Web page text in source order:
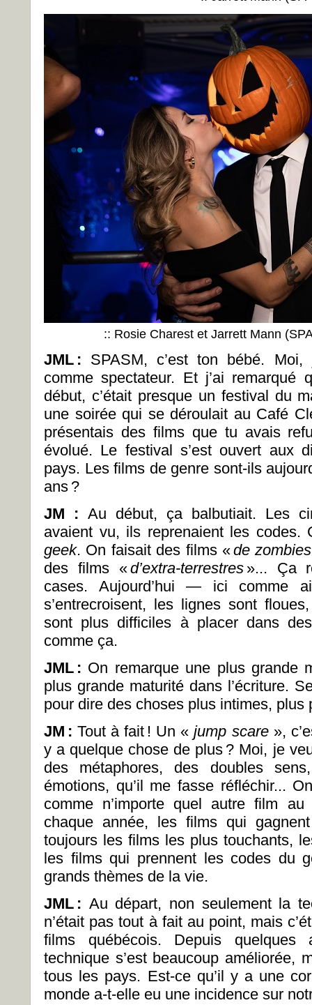
:: Rosie Charest et Jarrett Mann
JML : SPASM, c’est ton bébé.
comme spectateur. Et j’ai
début, c’était presque un festival du
une soirée qui se déroulait au Café
présentais des films que tu avais
évolué. Le festival s’est ouvert aux
pays. Les films de genre sont-ils
ans ?
JM : Au début, ça balbutiait. Les
avaient vu, ils reprenaient les codes.
geek. On faisait des films «de zombies
des films «d’extra-terrestres»... Ça
cases. Aujourd’hui — ici comme
s’entrecroisent, les lignes sont
sont plus difficiles à placer dans
comme ça.
JML : On remarque une plus grande
plus grande maturité dans l’écriture.
pour dire des choses plus intimes, plus
JM :Tout à fait ! Un «jump scare»,
y a quelque chose de plus ? Moi, je
des métaphores, des doubles
émotions, qu’il me fasse réfléchir...
comme n’importe quel autre film
chaque année, les films qui
toujours les films les plus touchants,
les films qui prennent les codes du
grands thèmes de la vie.
JML : Au départ, non seulement la
n’était pas tout à fait au point, mais
films québécois. Depuis quelques
technique s’est beaucoup améliorée,
tous les pays. Est-ce qu’il y a une
monde a-t-elle eu une incidence sur